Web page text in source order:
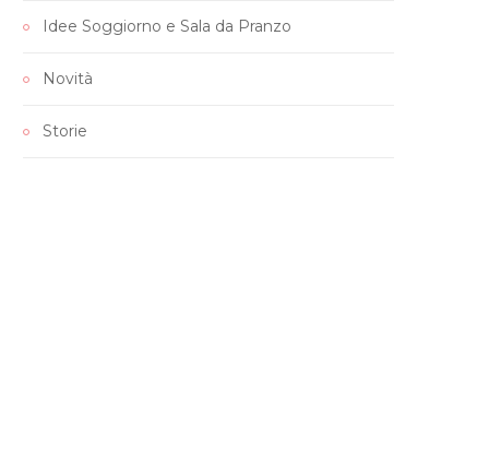
Idee Soggiorno e Sala da Pranzo
Novità
Storie